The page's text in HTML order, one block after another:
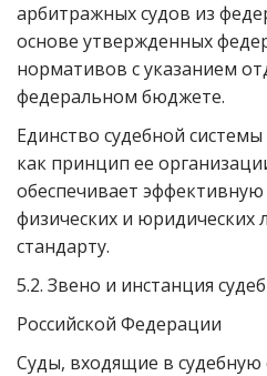
арбитражных судов из
основе утвержденных
нормативов с указанием
федеральном бюджете.
Единство судебной
как принцип ее
обеспечивает
физических и юридических
стандарту.
5.2. Звено и инстанция
Российской Федерации
Суды, входящие в судебную